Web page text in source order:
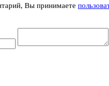
Вы принимаете